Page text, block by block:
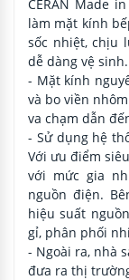
CERAN Made
làm mặt kính
sốc nhiệt, chịu
dễ dàng vệ sinh.
- Mặt kính
và bo viền
va chạm dẫn
- Sử dụng hệ
Với ưu điểm
với mức gia
nguồn điện.
hiệu suất
gỉ, phân phối
- Ngoài ra, nhà
đưa ra thị